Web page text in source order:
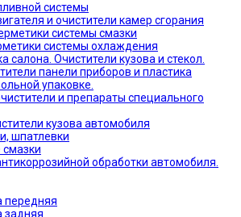
системы
и очистители камер сгорания
системы смазки
системы охлаждения
салона. Очистители кузова и стекол.
панели приборов и пластика
упаковке.
и препараты специального
кузова автомобиля
шпатлевки
смазки
обработки автомобиля.
передняя
задняя